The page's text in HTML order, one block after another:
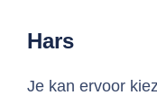
Hars
Je kan ervoor